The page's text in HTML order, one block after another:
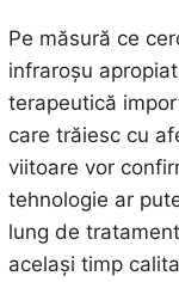
Pe măsură ce
infraroșu
terapeutică
care trăiesc cu
viitoare vor
tehnologie ar
lung de
același timp